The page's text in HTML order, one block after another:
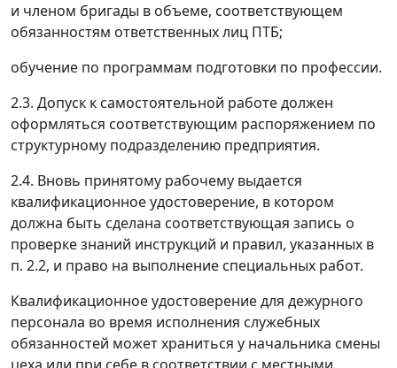
и членом бригады в объеме, соответствующем
обязанностям ответственных лиц ПТБ;
обучение по программам подготовки по профессии.
2.3. Допуск к самостоятельной работе должен
оформляться соответствующим распоряжением по
структурному подразделению предприятия.
2.4. Вновь принятому рабочему выдается
квалификационное удостоверение, в котором
должна быть сделана соответствующая запись о
проверке знаний инструкций и правил, указанных в
п. 2.2, и право на выполнение специальных работ.
Квалификационное удостоверение для дежурного
персонала во время исполнения служебных
обязанностей может храниться у начальника смены